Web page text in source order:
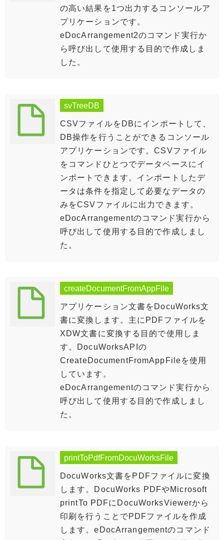
の高い結果を1つ出力するコンソールア
プリケーションです。
eDocArrangement2のコマンド実行か
ら呼び出して使用する目的で作成しま
した。
svTreeDB
CSVファイルをDBにインポートして、
DB操作を行うことができるコンソール
アプリケーションです。CSVファイル
をコマンドひとつでデータベースにイ
ンポートできます。インポートしたデ
ータは条件を指定して必要なデータの
みをCSVファイルに出力できます。
eDocArrangementのコマンド実行から
呼び出して使用する目的で作成しまし
た。
createDocumentFromAppFile
アプリケーション文書をDocuWorks文
書に変換します。主にPDFファイルを
XDW文書に変換する目的で使用しま
す。DocuWorksAPIの
CreateDocumentFromAppFileを使用
しています。
eDocArrangementのコマンド実行から
呼び出して使用する目的で作成しまし
た。
printToPdfFromDocuWorksFile
DocuWorks文書をPDFファイルに変換
します。DocuWorks PDFやMicrosoft
printTo PDFにDocuWorksViewerから
印刷を行うことでPDFファイルを作成
します。eDocArrangementのコマンド